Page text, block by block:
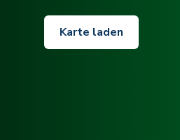
Karte laden